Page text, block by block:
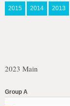
2015 2014 2013
2023 Main
Group A